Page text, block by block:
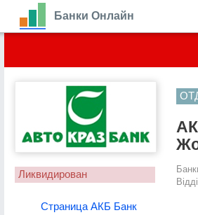
Банки Онлайн
Ликвидирован
Страница АКБ Банк